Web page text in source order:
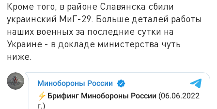
Кроме того, в районе Славянска сбили
украинский МиГ-29. Больше деталей работы
наших военных за последние сутки на
Украине - в докладе министерства чуть
ниже.